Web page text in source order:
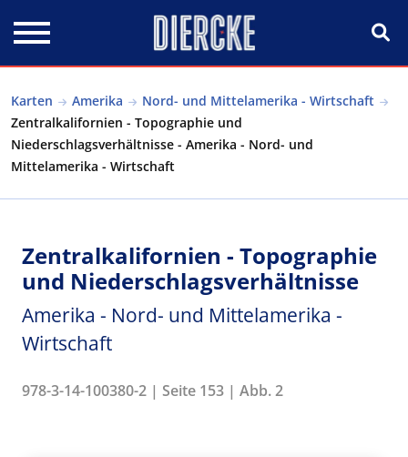
Karten Amerika
Nord- und Mittelamerika - Wirtschaft
Zentralkalifornien - Topographie und
Niederschlagsverhältnisse - Amerika - Nord- und
Mittelamerika - Wirtschaft
Zentralkalifornien - Topographie
und Niederschlagsverhältnisse
Amerika - Nord- und Mittelamerika -
Wirtschaft
978-3-14-100380-2 | Seite 153 | Abb. 2